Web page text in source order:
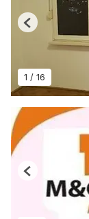
1 / 16
Previous
Previous